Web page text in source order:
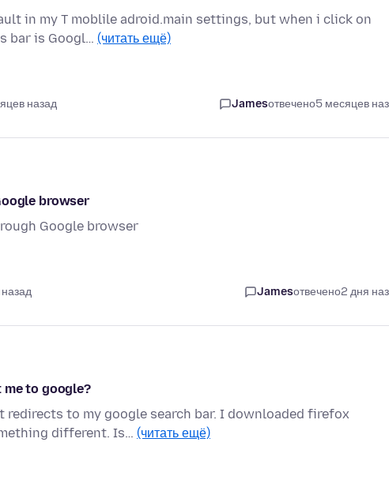
in my T moblile adroid.main settings, but when i click on
bar is Googl… (читать ещё)
назад Jamesотвечено5 месяцев
browser
Google browser
Jamesотвечено2 дня
to google?
to my google search bar. I downloaded firefox
different. Is… (читать ещё)